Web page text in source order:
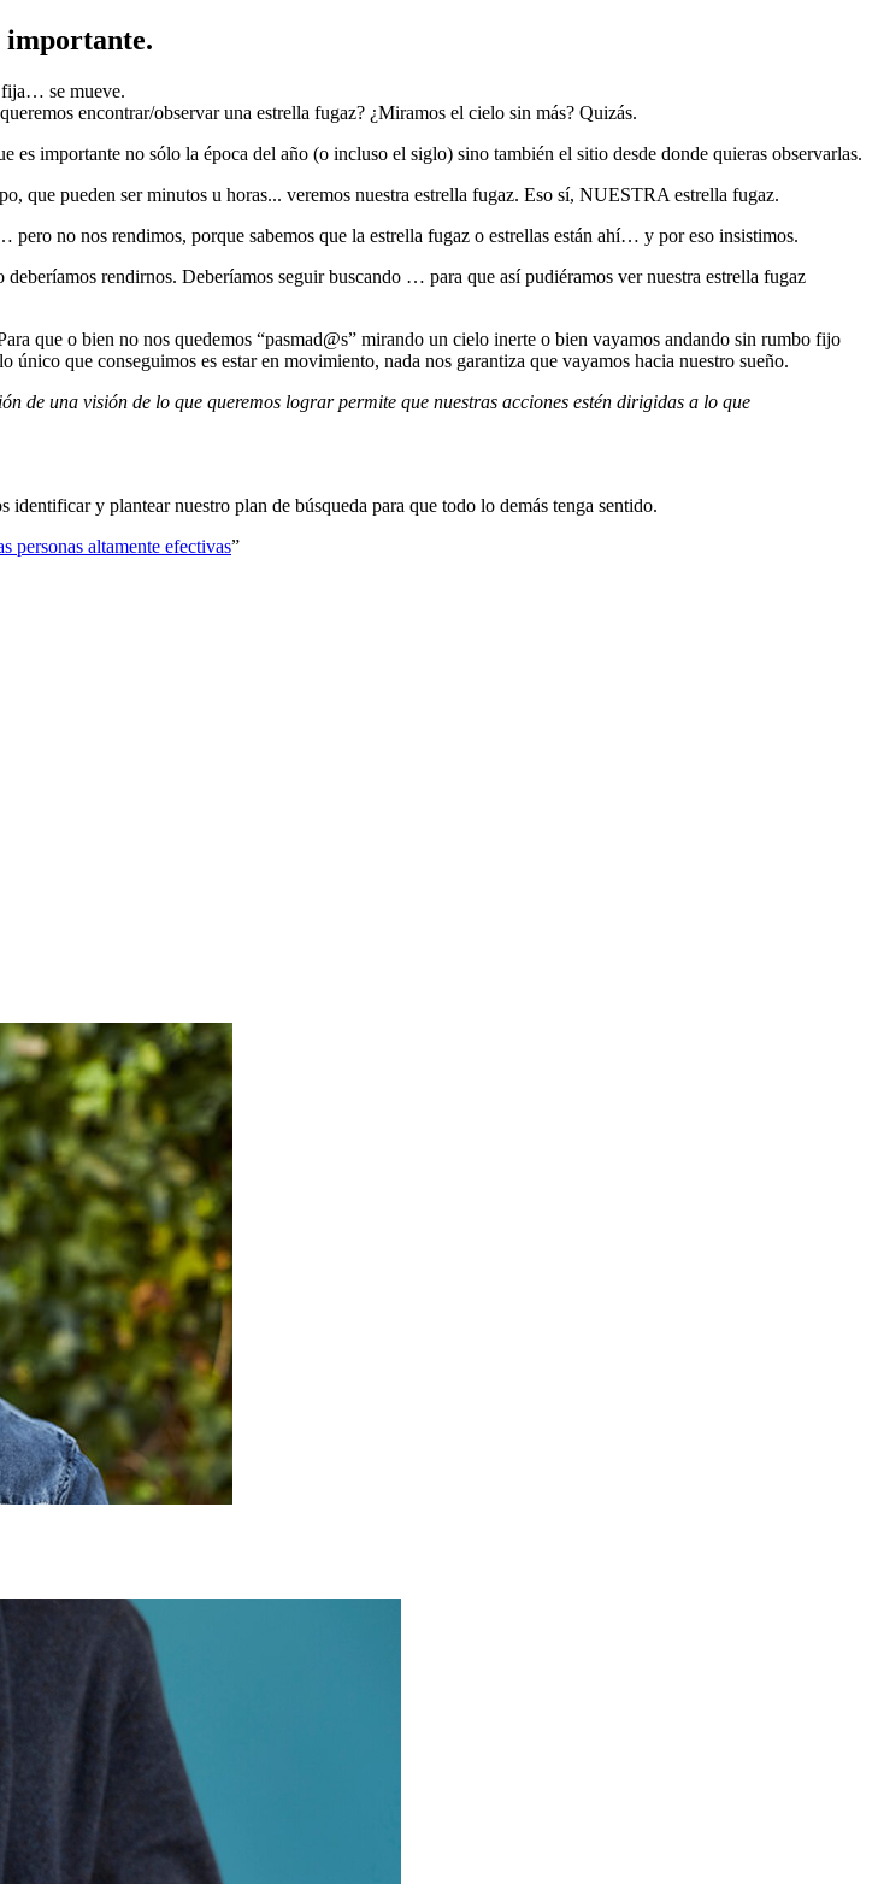
importante.
fija… se mueve.
encontrar/observar una estrella fugaz? ¿Miramos el cielo sin más? Quizás.
es importante no sólo la época del año (o incluso el siglo) sino también el sitio desde donde quieras observarlas.
que pueden ser minutos u horas... veremos nuestra estrella fugaz. Eso sí, NUESTRA estrella fugaz.
no nos rendimos, porque sabemos que la estrella fugaz o estrellas están ahí… y por eso insistimos.
rendirnos. Deberíamos seguir buscando … para que así pudiéramos ver nuestra estrella fugaz
que o bien no nos quedemos “pasmad@s” mirando un cielo inerte o bien vayamos andando sin rumbo fijo
que conseguimos es estar en movimiento, nada nos garantiza que vayamos hacia nuestro sueño.
de una visión de lo que queremos lograr permite que nuestras acciones estén dirigidas a lo que
y plantear nuestro plan de búsqueda para que todo lo demás tenga sentido.
personas altamente efectivas”